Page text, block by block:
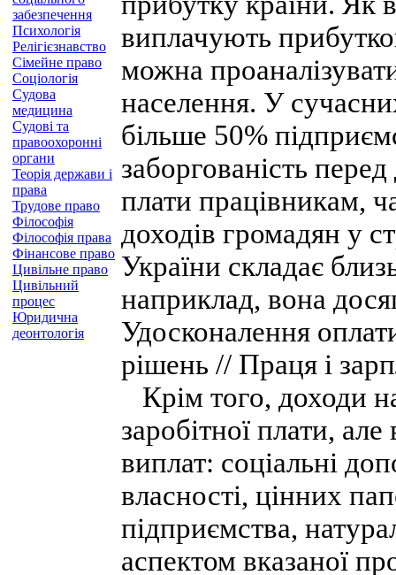
забезпечення
Психологія
Релігієзнавство
Сімейне право
Соціологія
Судова
медицина
Судові та
правоохоронні
органи
Теорія держави і
права
Трудове право
Філософія
Філософія права
Фінансове право
Цивільне право
Цивільний
процес
Юридична
деонтологія
виплачують
можна
населення. У
більше 50%
заборгованість
плати працівникам,
доходів громадян у
України складає
наприклад, вона
Удосконалення
рішень // Праця і
Крім того, доходи
заробітної плати,
виплат: соціальні
власності, цінних
підприємства,
аспектом вказаної